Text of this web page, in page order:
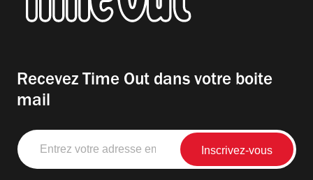
Recevez Time Out dans votre boite
mail
Entrez
votre
adresse